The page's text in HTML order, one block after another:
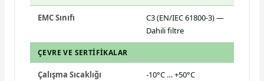
EMC Sınıfı
C3 (EN/IEC 61800-3) —
Dahili filtre
ÇEVRE VE SERTIFIKALAR
Çalışma Sıcaklığı
-10°C … +50°C